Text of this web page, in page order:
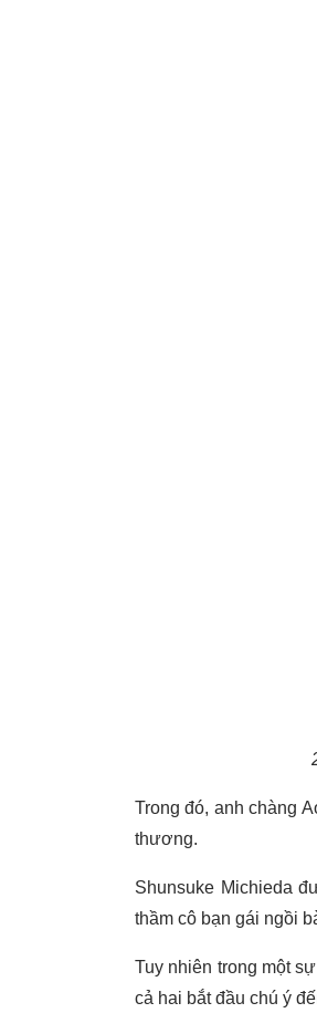
Trong đó, anh chàng
thương.
Shunsuke Michieda
thầm cô bạn gái ngồi
Tuy nhiên trong một
cả hai bắt đầu chú ý